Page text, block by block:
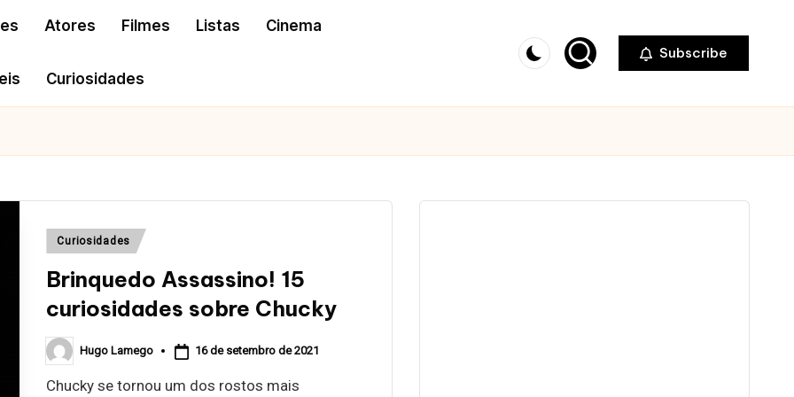
Atores Filmes Listas Cinema
Curiosidades
Subscribe
Posted
Curiosidades
Brinquedo Assassino! 15
curiosidades sobre Chucky
Posted
by
Hugo Lamego 16 de setembro de 2021
Chucky se tornou um dos rostos mais